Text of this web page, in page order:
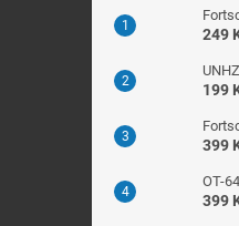
249
199
399
OT-
399